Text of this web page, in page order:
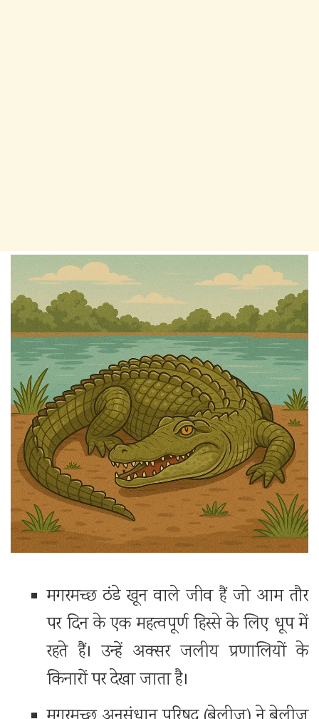
मगरमच्छ ठंडे खून वाले जीव हैं जो आम तौर
पर दिन के एक महत्वपूर्ण हिस्से के लिए धूप में
रहते हैं। उन्हें अक्सर जलीय प्रणालियों के
किनारों पर देखा जाता है।